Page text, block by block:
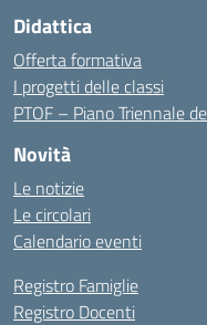
Didattica
Offerta formativa
I progetti delle classi
PTOF – Piano Triennale
Novità
Le notizie
Le circolari
Calendario eventi
Registro Famiglie
Registro Docenti